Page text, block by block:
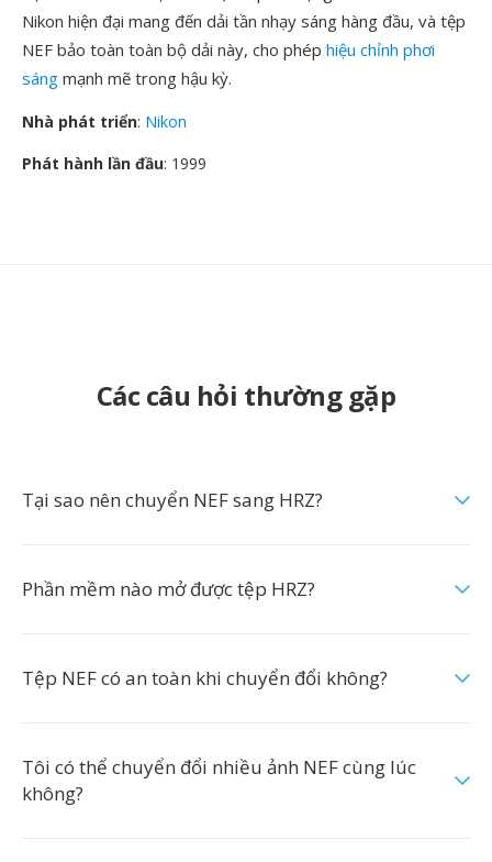
Nikon hiện đại mang đến dải tần nhạy sáng hàng đầu, và tệp
NEF bảo toàn toàn bộ dải này, cho phép hiệu chỉnh phơi
sáng mạnh mẽ trong hậu kỳ.
Nhà phát triển: Nikon
Phát hành lần đầu: 1999
Các câu hỏi thường gặp
Tại sao nên chuyển NEF sang HRZ?
Phần mềm nào mở được tệp HRZ?
Tệp NEF có an toàn khi chuyển đổi không?
Tôi có thể chuyển đổi nhiều ảnh NEF cùng lúc
không?